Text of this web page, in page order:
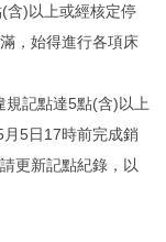
含)以上或經核定停
，始得進行各項床
記點達5點(含)以上
月5日17時前完成銷
更新記點紀錄，以